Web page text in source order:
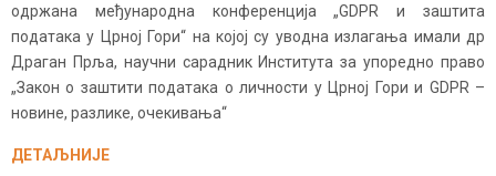
одржана међународна конференција „GDPR и заштита
података у Црној Гори“ на којој су уводна излагања имали др
Драган Прља, научни сарадник Института за упоредно право
„Закон о заштити података о личности у Црној Гори и GDPR –
новине, разлике, очекивања“
ДЕТАЉНИЈЕ